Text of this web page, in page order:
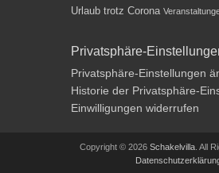
Urlaub trotz Corona
Privatsphäre-
Privatsphäre-Einstellungen
Historie der Privatsphäre-
Einwilligungen widerrufen
Copyright © 2026 Schakelvilla. All